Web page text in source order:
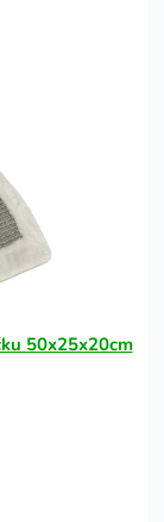
50x25x20cm